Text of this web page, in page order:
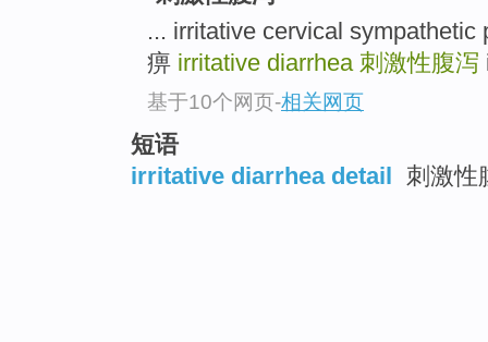
... irritative cervical
痹 irritative diarrhea 刺激性腹泻
基于10个网页-相关网页
短语
irritative diarrhea detail 刺激性